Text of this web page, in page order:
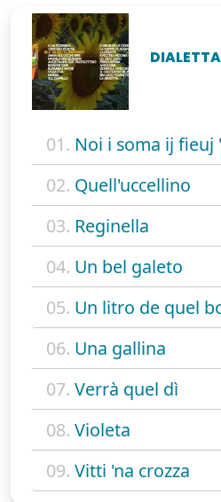
01. Noi i soma ij fieuj
02. Quell'uccellino
03. Reginella
04. Un bel galeto
05. Un litro de quel
06. Una gallina
07. Verrà quel dì
08. Violeta
09. Vitti 'na crozza